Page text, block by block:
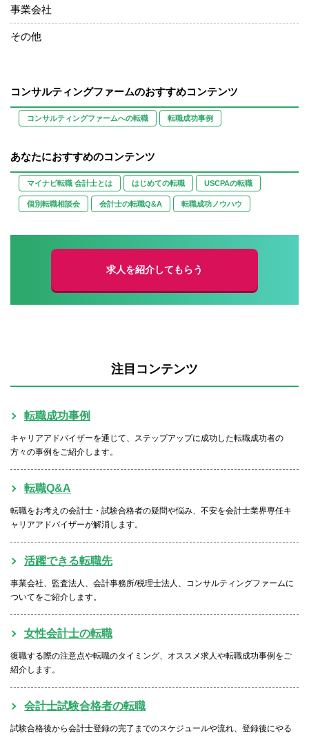
事業会社
その他
コンサルティングファームのおすすめコンテンツ
コンサルティングファームへの転職 転職成功事例
あなたにおすすめのコンテンツ
マイナビ転職 会計士とは はじめての転職 USCPAの転職
個別転職相談会 会計士の転職Q&A 転職成功ノウハウ
求人を紹介してもらう
注目コンテンツ
転職成功事例
キャリアアドバイザーを通じて、ステップアップに成功した転職成功者の
方々の事例をご紹介します。
転職Q&A
転職をお考えの会計士・試験合格者の疑問や悩み、不安を会計士業界専任キ
ャリアアドバイザーが解消します。
活躍できる転職先
事業会社、監査法人、会計事務所/税理士法人、コンサルティングファームに
ついてをご紹介します。
女性会計士の転職
復職する際の注意点や転職のタイミング、オススメ求人や転職成功事例をご
紹介します。
会計士試験合格者の転職
試験合格後から会計士登録の完了までのスケジュールや流れ、登録後にやる